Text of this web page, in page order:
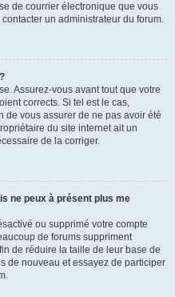
de courrier électronique que vous
un administrateur du forum.
Assurez-vous avant tout que votre
corrects. Si tel est le cas,
de vous assurer de ne pas avoir été
du site internet ait un
de la corriger.
ne peux à présent plus me
ou supprimé votre compte
de forums suppriment
de réduire la taille de leur base de
de nouveau et essayez de participer